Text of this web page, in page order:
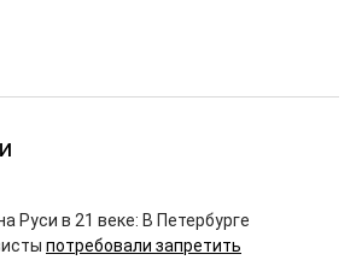
Руси в 21 веке: В Петербурге
потребовали запретить